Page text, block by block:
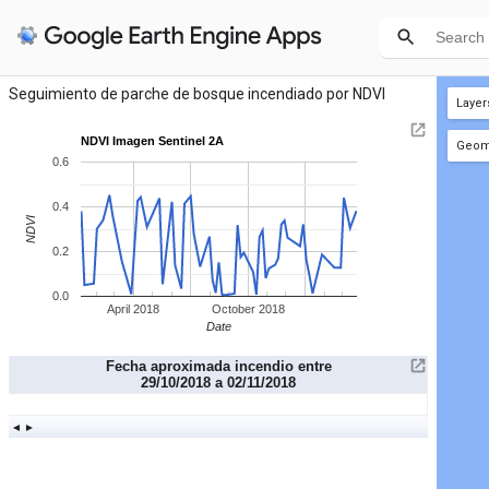
Seguimiento de parche de bosque incendiado por NDVI
NDVI Imagen Sentinel 2A
April 2018 October 2018
0.0
0.2
0.4
0.6
Date
NDVI
Fecha aproximada incendio entre
29/10/2018 a 02/11/2018